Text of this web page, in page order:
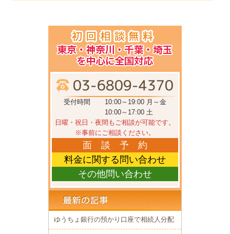
受付時間
10:00～19:00 月～金
10:00～17:00 土
日曜・祝日・夜間もご相談が可能です。
※事前にご相談ください。
面 談 予 約
料金に関する問い合わせ
その他問い合わせ
ゆうちょ銀行の預かり口座で相続人分配